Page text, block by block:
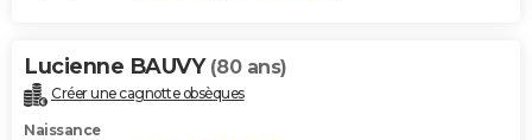
Lucienne BAUVY (80 ans)
Créer une cagnotte obsèques
Naissance